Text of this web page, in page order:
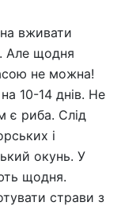
вживати
Але щодня
не можна!
10-14 днів. Не
є риба. Слід
і
окунь. У
щодня.
страви з